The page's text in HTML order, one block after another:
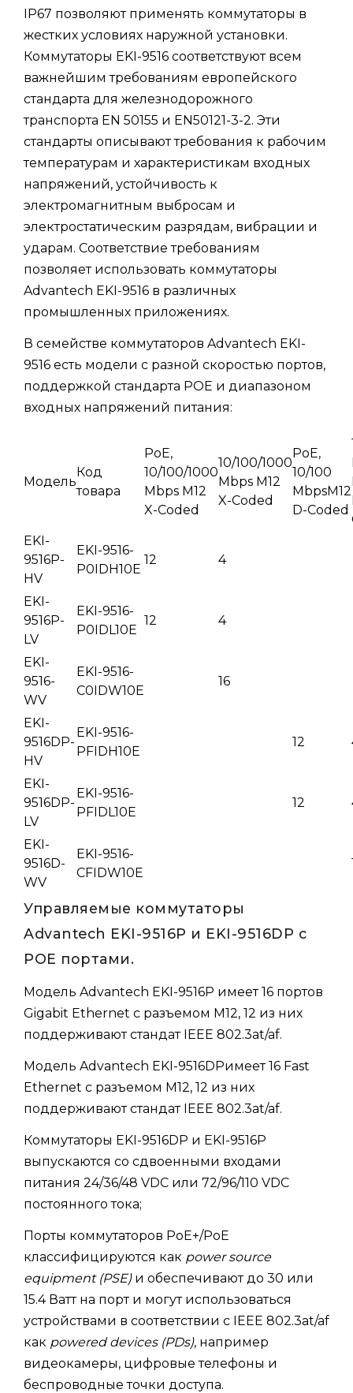
IP67 позволяют применять коммутаторы в
жестких условиях наружной установки.
Коммутаторы EKI-9516 соответствуют всем
важнейшим требованиям европейского
стандарта для железнодорожного
транспорта EN 50155 и EN50121-3-2. Эти
стандарты описывают требования к рабочим
температурам и характеристикам входных
напряжений, устойчивость к
электромагнитным выбросам и
электростатическим разрядам, вибрации и
ударам. Соответствие требованиям
позволяет использовать коммутаторы
Advantech EKI-9516 в различных
промышленных приложениях.
В семействе коммутаторов Advantech EKI-
9516 есть модели с разной скоростью портов,
поддержкой стандарта POE и диапазоном
входных напряжений питания:
Модель
Код
товара
PoE,
10/100/1000
Mbps M12
X-Coded
10/100/1000
Mbps M12
X-Coded
PoE,
10/100
MbpsM12
D-Coded
EKI-
9516P-
HV
EKI-9516-
P0IDH10E
12 4
EKI-
9516P-
LV
EKI-9516-
P0IDL10E
12 4
EKI-
9516-
WV
EKI-9516-
C0IDW10E
16
EKI-
9516DP-
HV
EKI-9516-
PFIDH10E
12
EKI-
9516DP-
LV
EKI-9516-
PFIDL10E
12
EKI-
9516D-
WV
EKI-9516-
CFIDW10E
Управляемые коммутаторы
Advantech EKI-9516P и EKI-9516DP с
POE портами.
Модель Advantech EKI-9516P имеет 16 портов
Gigabit Ethernet с разъемом M12, 12 из них
поддерживают стандат IEEE 802.3at/af.
Модель Advantech EKI-9516DPимеет 16 Fast
Ethernet с разъемом M12, 12 из них
поддерживают стандат IEEE 802.3at/af.
Коммутаторы EKI-9516DP и EKI-9516P
выпускаются со сдвоенными входами
питания 24/36/48 VDC или 72/96/110 VDC
постоянного тока;
Порты коммутаторов PoE+/PoE
классифицируются как power source
equipment (PSE)и обеспечивают до 30 или
15.4 Ватт на порт и могут использоваться
устройствами в соответствии с IEEE 802.3at/af
как powered devices (PDs), например
видеокамеры, цифровые телефоны и
беспроводные точки доступа.